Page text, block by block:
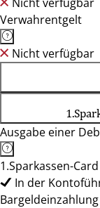
Verwahrentgelt
Nicht verfügbar
Ausgabe einer
1.Sparkassen-
In der